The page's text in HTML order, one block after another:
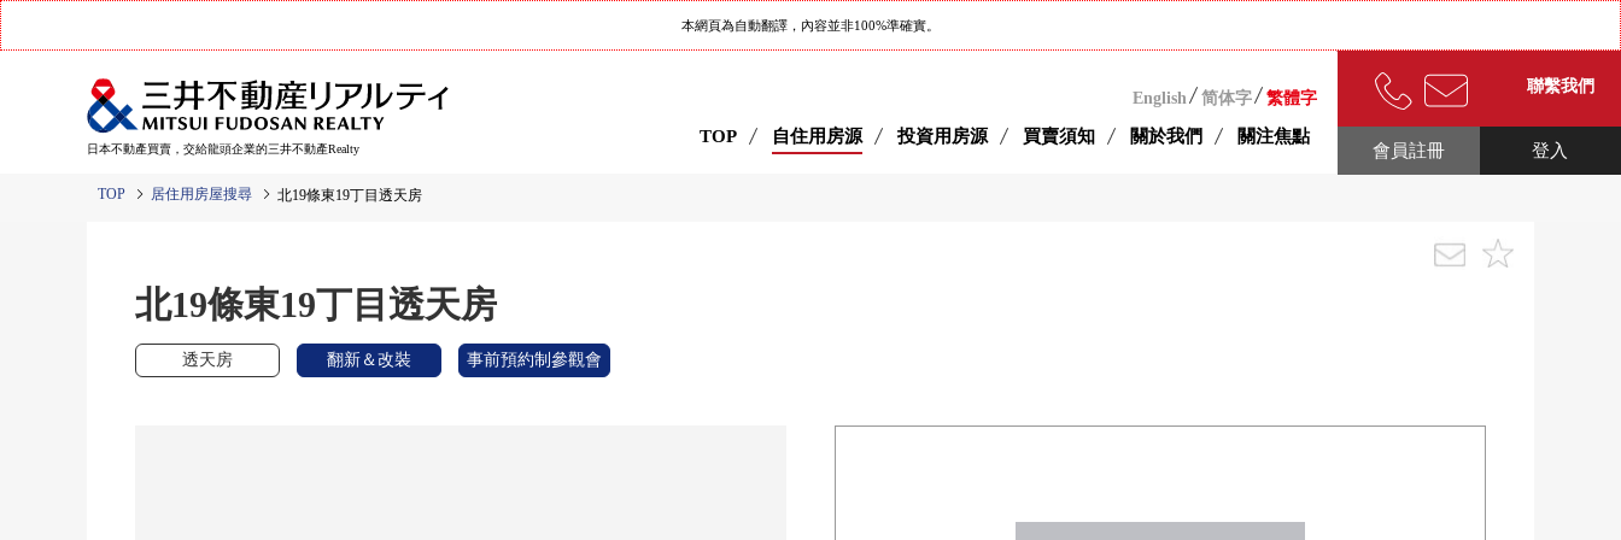
本網頁為自動翻譯，內容並非100%準確實。
日本不動產買賣，交給龍頭企業的三井不動產Realty
English 简体字 繁體字
TOP 自住用房源 投資用房源 買賣須知 關於我們 關注焦點
聯繫我們
登入
會員註冊
TOP 居住用房屋搜尋 北19條東19丁目透天房
北19條東19丁目透天房
透天房 翻新＆改裝 事前預約制參觀會